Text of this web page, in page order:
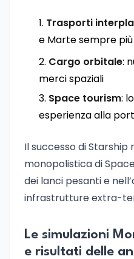
Trasporti
e Marte sempre
Cargo orbitale:
merci spaziali
Space tourism:
esperienza alla
Il successo di
monopolistica di
dei lanci pesanti e
infrastrutture extra-
Le simulazioni
e risultati delle